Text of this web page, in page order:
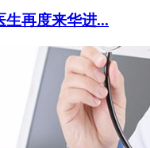
生再度来华进...